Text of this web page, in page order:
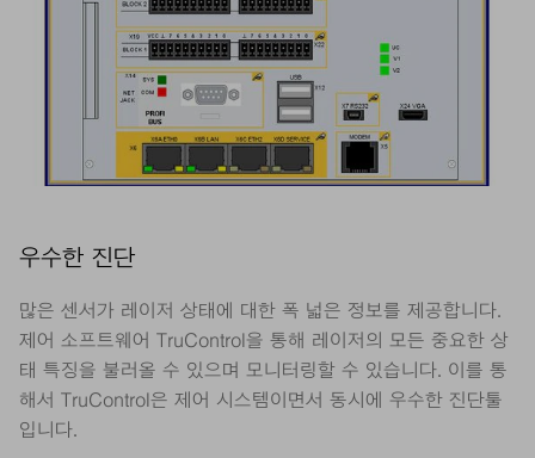
우수한 진단
많은 센서가 레이저 상태에 대한 폭 넓은 정보를 제공합니다.
제어 소프트웨어 TruControl을 통해 레이저의 모든 중요한 상
태 특징을 불러올 수 있으며 모니터링할 수 있습니다. 이를 통
해서 TruControl은 제어 시스템이면서 동시에 우수한 진단툴
입니다.